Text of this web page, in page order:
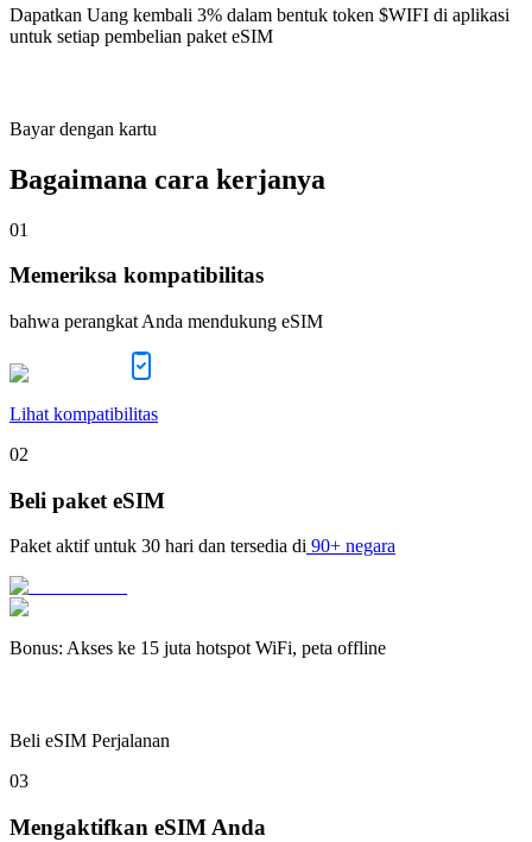
Dapatkan Uang kembali 3% dalam bentuk token $WIFI di aplikasi
untuk setiap pembelian paket eSIM
Bayar dengan kartu
Bagaimana cara kerjanya
01
Memeriksa kompatibilitas
bahwa perangkat Anda mendukung eSIM
Lihat kompatibilitas
02
Beli paket eSIM
Paket aktif untuk 30 hari dan tersedia di 90+ negara
Bonus: Akses ke 15 juta hotspot WiFi, peta offline
Beli eSIM Perjalanan
03
Mengaktifkan eSIM Anda